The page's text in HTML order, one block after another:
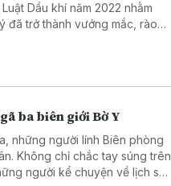
Dầu khí năm 2022 nhằm
đã trở thành vướng mắc, rào
ba biên giới Bờ Y
những người lính Biên phòng
Không chỉ chắc tay súng trên
người kể chuyện về lịch sử,